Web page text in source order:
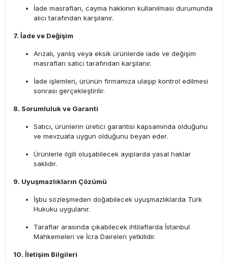
İade masrafları, cayma hakkının kullanılması durumunda
alıcı tarafından karşılanır.
7. İade ve Değişim
Arızalı, yanlış veya eksik ürünlerde iade ve değişim
masrafları satıcı tarafından karşılanır.
İade işlemleri, ürünün firmamıza ulaşıp kontrol edilmesi
sonrası gerçekleştirilir.
8. Sorumluluk ve Garanti
Satıcı, ürünlerin üretici garantisi kapsamında olduğunu
ve mevzuata uygun olduğunu beyan eder.
Ürünlerle ilgili oluşabilecek ayıplarda yasal haklar
saklıdır.
9. Uyuşmazlıkların Çözümü
İşbu sözleşmeden doğabilecek uyuşmazlıklarda Türk
Hukuku uygulanır.
Taraflar arasında çıkabilecek ihtilaflarda İstanbul
Mahkemeleri ve İcra Daireleri yetkilidir.
10. İletişim Bilgileri